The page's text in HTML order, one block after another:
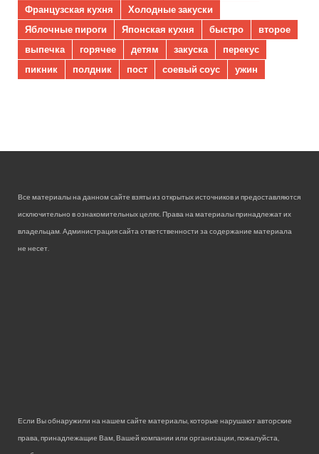
Французская кухня
Холодные закуски
Яблочные пироги
Японская кухня быстро
второе
выпечка
горячее детям закуска
перекус
пикник
полдник пост соевый соус ужин
Все материалы на данном сайте взяты из открытых источников и предоставляются
исключительно в ознакомительных целях. Права на материалы принадлежат их
владельцам. Администрация сайта ответственности за содержание материала
не несет.
Если Вы обнаружили на нашем сайте материалы, которые нарушают авторские
права, принадлежащие Вам, Вашей компании или организации, пожалуйста,